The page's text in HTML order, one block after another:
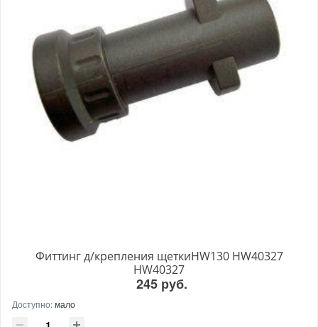
Фиттинг д/крепления щеткиHW130 HW40327
HW40327
245 руб.
Доступно:мало